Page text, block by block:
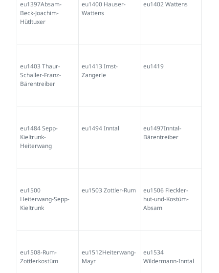
eu1397Absam-
Beck-Joachim-
Hütltuxer
eu1400 Hauser-
Wattens
eu1402 Wattens
eu1403 Thaur-
Schaller-Franz-
Bärentreiber
eu1413 Imst-
Zangerle
eu1419
eu1484 Sepp-
Kieltrunk-
Heiterwang
eu1494 Inntal
eu1497Inntal-
Bärentreiber
eu1500
Heiterwang-Sepp-
Kieltrunk
eu1503 Zottler-Rum
eu1506 Fleckler-
hut-und-Kostüm-
Absam
eu1508-Rum-
Zottlerkostüm
eu1512Heiterwang-
Mayr
eu1534
Wildermann-Inntal